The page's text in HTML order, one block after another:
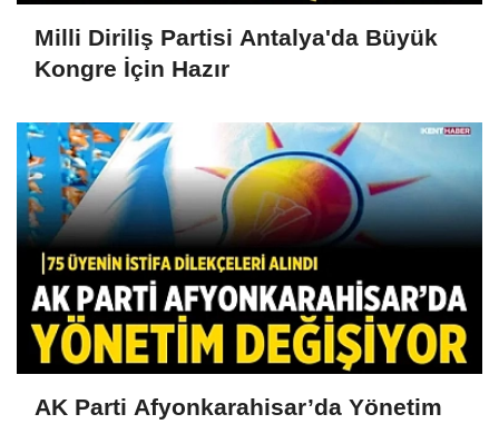
Milli Diriliş Partisi Antalya'da Büyük
Kongre İçin Hazır
AK Parti Afyonkarahisar’da Yönetim